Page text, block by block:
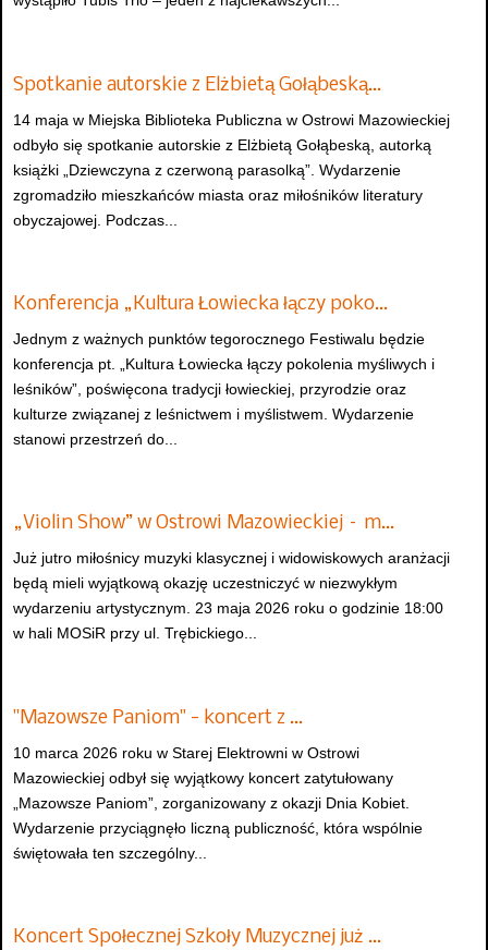
Spotkanie autorskie z Elżbietą Gołąbeską…
14 maja w Miejska Biblioteka Publiczna w Ostrowi Mazowieckiej
odbyło się spotkanie autorskie z Elżbietą Gołąbeską, autorką
książki „Dziewczyna z czerwoną parasolką”. Wydarzenie
zgromadziło mieszkańców miasta oraz miłośników literatury
obyczajowej. Podczas...
Konferencja „Kultura Łowiecka łączy poko…
Jednym z ważnych punktów tegorocznego Festiwalu będzie
konferencja pt. „Kultura Łowiecka łączy pokolenia myśliwych i
leśników”, poświęcona tradycji łowieckiej, przyrodzie oraz
kulturze związanej z leśnictwem i myślistwem. Wydarzenie
stanowi przestrzeń do...
„Violin Show” w Ostrowi Mazowieckiej – m…
Już jutro miłośnicy muzyki klasycznej i widowiskowych aranżacji
będą mieli wyjątkową okazję uczestniczyć w niezwykłym
wydarzeniu artystycznym. 23 maja 2026 roku o godzinie 18:00
w hali MOSiR przy ul. Trębickiego...
"Mazowsze Paniom" - koncert z …
10 marca 2026 roku w Starej Elektrowni w Ostrowi
Mazowieckiej odbył się wyjątkowy koncert zatytułowany
„Mazowsze Paniom”, zorganizowany z okazji Dnia Kobiet.
Wydarzenie przyciągnęło liczną publiczność, która wspólnie
świętowała ten szczególny...
Koncert Społecznej Szkoły Muzycznej już …